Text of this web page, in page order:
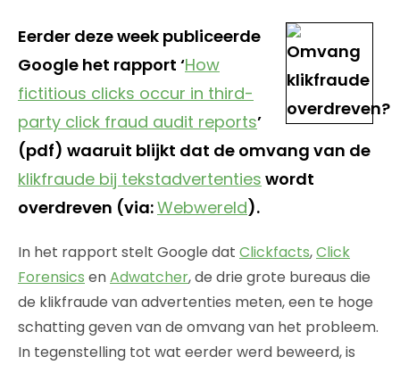
Eerder deze week publiceerde
Google het rapport ‘How
fictitious clicks occur in third-
party click fraud audit reports’
(pdf) waaruit blijkt dat de omvang van de
klikfraude bij tekstadvertenties wordt
overdreven (via:Webwereld).
In het rapport stelt Google dat Clickfacts,Click
Forensics enAdwatcher, de drie grote bureaus die
de klikfraude van advertenties meten, een te hoge
schatting geven van de omvang van het probleem.
In tegenstelling tot wat eerder werd beweerd, is